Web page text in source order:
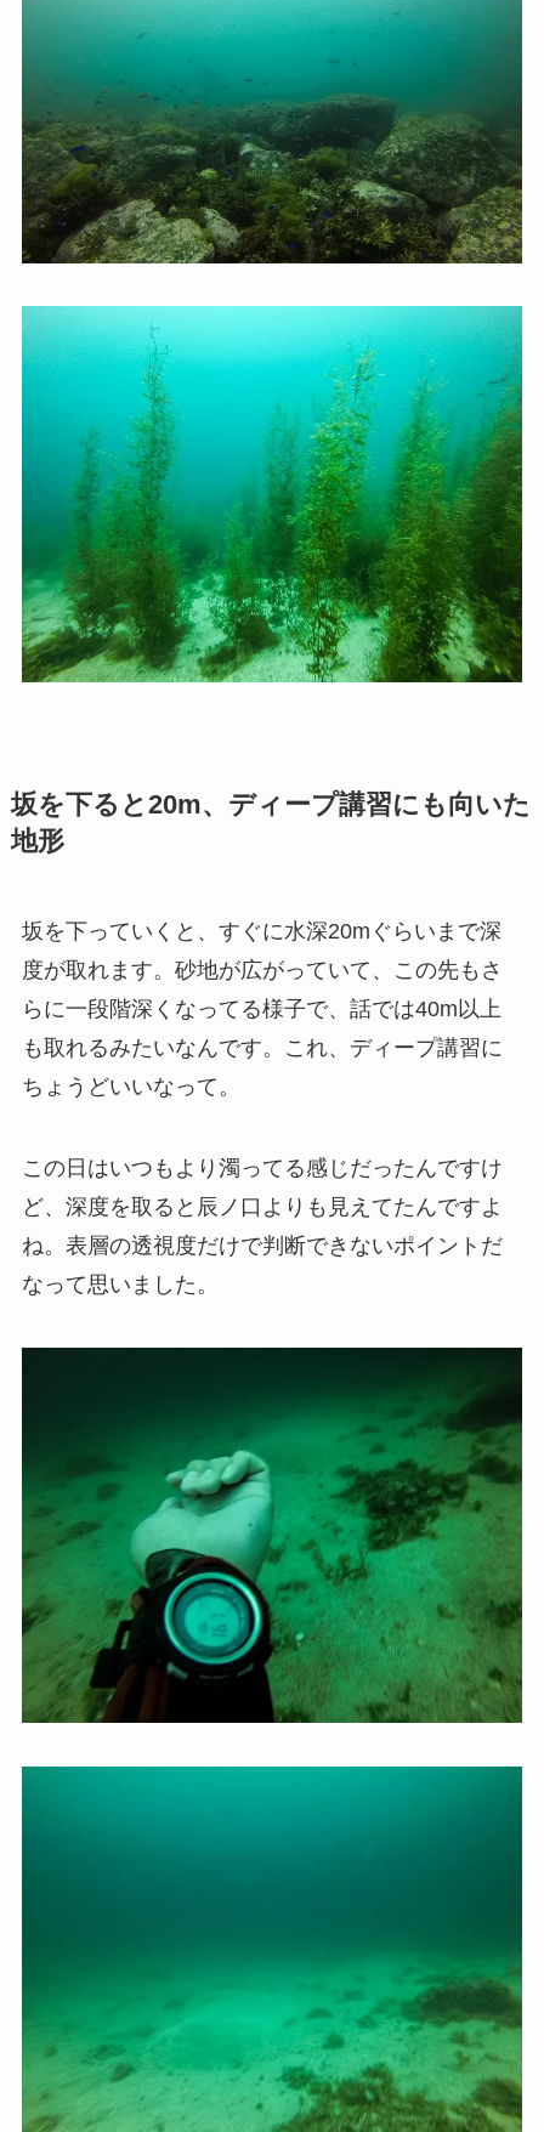
坂を下ると20m、ディープ講習にも向いた
地形
坂を下っていくと、すぐに水深20mぐらいまで深
度が取れます。砂地が広がっていて、この先もさ
らに一段階深くなってる様子で、話では40m以上
も取れるみたいなんです。これ、ディープ講習に
ちょうどいいなって。
この日はいつもより濁ってる感じだったんですけ
ど、深度を取ると辰ノ口よりも見えてたんですよ
ね。表層の透視度だけで判断できないポイントだ
なって思いました。